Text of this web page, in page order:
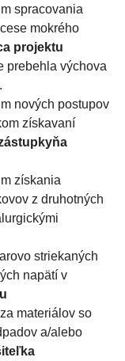
spracovania
mokrého
projektu
prebehla výchova
nových postupov
získavaní
získania
z druhotných
striekaných
napätí v
materiálov so
a/alebo